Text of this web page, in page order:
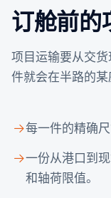
订舱前的
项目运输要从交
件就会在半路的某
每一件的精确
一份从港口到
和轴荷限值。